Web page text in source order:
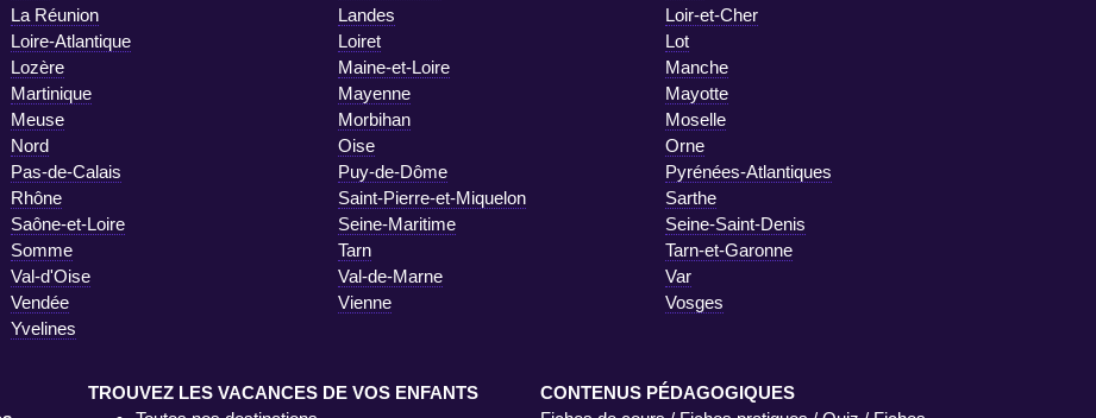
La Réunion Landes
Loir-et-Cher
Loire-Atlantique Loiret
Lot
Lozère Maine-et-Loire
Manche
Martinique Mayenne
Mayotte
Meuse Morbihan
Moselle
Nord Oise
Orne
Pas-de-Calais Puy-de-Dôme
Pyrénées-Atlantiques
Rhône Saint-Pierre-et-Miquelon
Sarthe
Saône-et-Loire Seine-Maritime
Seine-Saint-Denis
Somme Tarn
Tarn-et-Garonne
Val-d'Oise Val-de-Marne
Var
Vendée Vienne
Vosges
Yvelines
TROUVEZ LES VACANCES DE VOS ENFANTS
CONTENUS PÉDAGOGIQUES